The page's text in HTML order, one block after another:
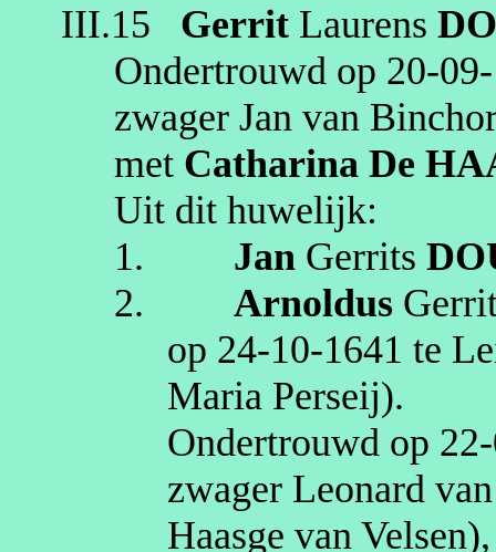
III.15 Gerrit Laurens
Ondertrouwd op
zwager Jan van
met Catharina De
Uit dit huwelijk:
1.
Jan Gerrits
2.
Arnoldus
op 24‑10‑1641 te
Maria Perseij).
Ondertrouwd op
zwager Leonard
Haasge van Velsen